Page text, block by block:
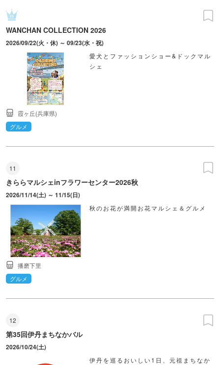
WANCHAN COLLECTION 2026
2026/09/22(火・休) ～ 09/23(水・祝)
愛犬とファッションショー&ドックマル
シェ
霞ヶ丘(兵庫県)
グルメ
11
きららマルシェinフラワーセンター2026秋
2026/11/14(土) ～ 11/15(日)
秋のお花が満開お花マルシェ＆グルメ
播磨下里
グルメ
12
第35回伊丹まちなかバル
2026/10/24(土)
伊丹を巡るおいしい1日、元祖まちなか